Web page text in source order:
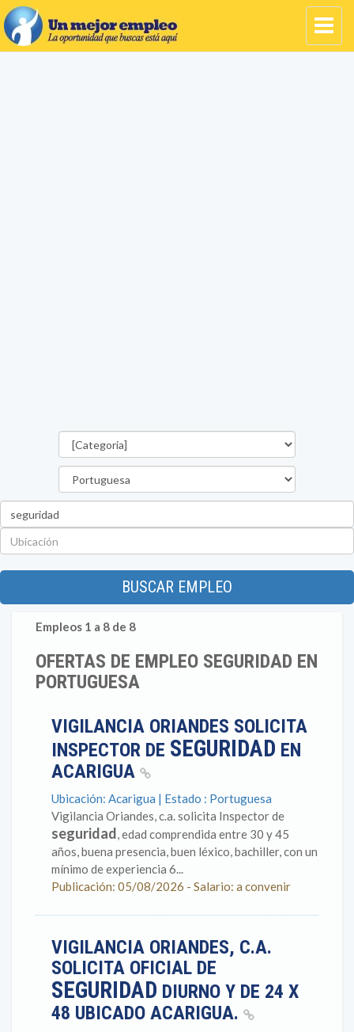
BUSCAR EMPLEO
Empleos 1 a 8 de 8
OFERTAS DE EMPLEO SEGURIDAD EN
PORTUGUESA
VIGILANCIA ORIANDES SOLICITA
INSPECTOR DE SEGURIDAD EN
ACARIGUA
Ubicación: Acarigua | Estado : Portuguesa
Vigilancia Oriandes, c.a. solicita Inspector de
seguridad, edad comprendida entre 30 y 45
años, buena presencia, buen léxico, bachiller, con un
mínimo de experiencia 6...
Publicación: 05/08/2026 - Salario: a convenir
VIGILANCIA ORIANDES, C.A.
SOLICITA OFICIAL DE
SEGURIDAD DIURNO Y DE 24 X
48 UBICADO ACARIGUA.